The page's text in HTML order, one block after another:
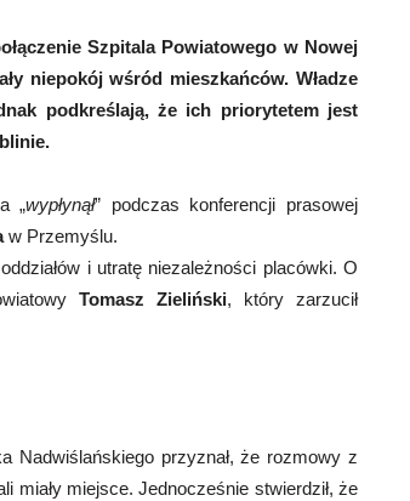
Szpitala Powiatowego w Nowej
niepokój wśród mieszkańców. Władze
podkreślają, że ich priorytetem jest
„wypłynął” podczas konferencji prasowej
w Przemyślu.
i utratę niezależności placówki. O
Tomasz Zieliński, który zarzucił
Nadwiślańskiego przyznał, że rozmowy z
miały miejsce. Jednocześnie stwierdził, że